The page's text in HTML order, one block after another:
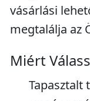
vásárlási
megtalálja az
Miért
Tapasztalt